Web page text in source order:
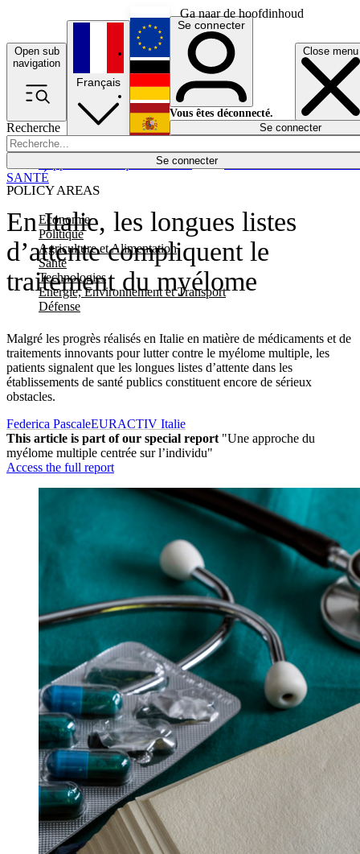
Ga naar de hoofdinhoud
Open sub
navigation
Close menu
Recherche
Se connecter
POLICY AREAS
Economie
Politique
Agriculture et Alimentation
Santé
Technologies
Energie, Environnement et Transport
Défense
Économie
Français
English
Deutsch
Español
Se connecter
Vous êtes déconnecté.
Se connecter
En Italie, les longues listes
d’attente compliquent le
traitement du myélome
Malgré les progrès réalisés en Italie en matière de médicaments et de
traitements innovants pour lutter contre le myélome multiple, les
patients signalent que les longues listes d’attente dans les
établissements de santé publics constituent encore de sérieux
obstacles.
SANTÉ
Federica PascaleEURACTIV Italie
This article is part of our special report "Une approche du
myélome multiple centrée sur l’individu"
Access the full report